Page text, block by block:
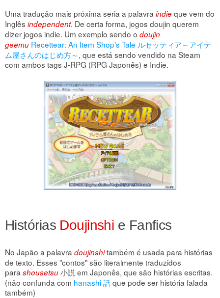
Uma tradução mais próxima seria a palavra indieque vem do
Inglês independent. De certa forma, jogos doujin querem
dizer jogos indie. Um exemplo sendo o doujin
geemu Recettear: An Item Shop's Tale ルセッティア～アイテ
ム屋さんのはじめ方～, que está sendo vendido na Steam
com ambos tags J-RPG (RPG Japonês) e Indie.
Histórias Doujinshi e Fanfics
No Japão a palavra doujinshitambém é usada para histórias
de texto. Esses "contos" são literalmente traduzidos
para shousetsu小説 em Japonês, que são histórias escritas.
(não confunda com hanashi 話que pode ser história falada
também)